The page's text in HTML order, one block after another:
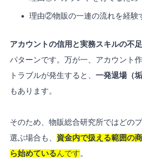
理由②物販の一連の流れを経験
アカウントの信用と実務スキルの不足
パターンです。万が一、アカウント
トラブルが発生すると、 一発退場（
もあります。
そのため、物販総合研究所ではどの
選ぶ場合も、 資金内で扱える範囲の
ら始めているんです。